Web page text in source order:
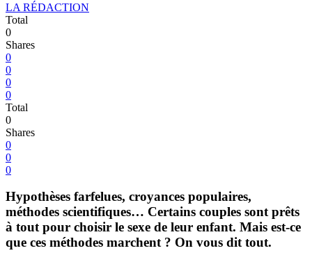
LA RÉDACTION
Total
0
Shares
0
0
0
0
Total
0
Shares
0
0
0
Hypothèses farfelues, croyances populaires,
méthodes scientifiques… Certains couples sont prêts
à tout pour choisir le sexe de leur enfant. Mais est-ce
que ces méthodes marchent ? On vous dit tout.